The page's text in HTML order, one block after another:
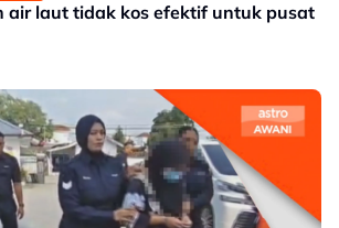
air laut tidak kos efektif untuk pusat